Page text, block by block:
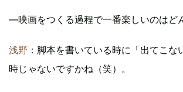
―映画をつくる過程で一番楽しいのはど
浅野 ：脚本を書いている時に「出てこな
時じゃないですかね（笑）。